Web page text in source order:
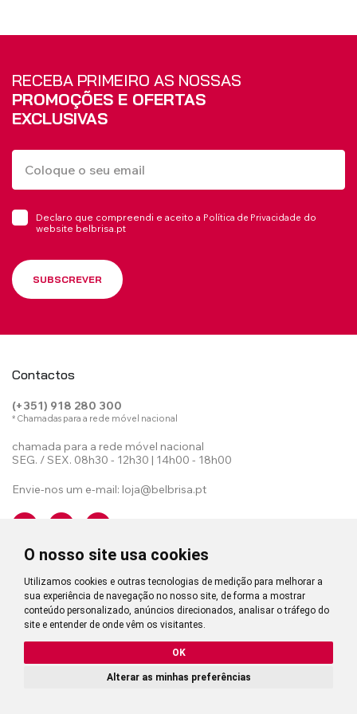
O nosso site usa cookies
Utilizamos cookies e outras tecnologias de medição para melhorar a
sua experiência de navegação no nosso site, de forma a mostrar
conteúdo personalizado, anúncios direcionados, analisar o tráfego do
site e entender de onde vêm os visitantes.
OK
Alterar as minhas preferências
RECEBA PRIMEIRO AS NOSSAS
PROMOÇÕES E OFERTAS
EXCLUSIVAS
Declaro que compreendi e aceito a Política de Privacidade do
website belbrisa.pt
SUBSCREVER
Contactos
(+351) 918 280 300
* Chamadas para a rede móvel nacional
chamada para a rede móvel nacional
SEG. / SEX. 08h30 - 12h30 | 14h00 - 18h00
Envie-nos um e-mail: loja@belbrisa.pt
Belbrisa
Mais informação
Estores Interiores